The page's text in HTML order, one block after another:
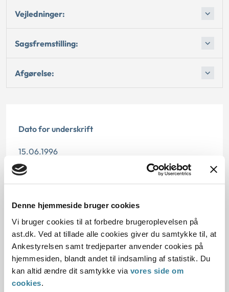
Denne hjemmeside bruger cookies
Vi bruger cookies til at forbedre brugeroplevelsen på
ast.dk. Ved at tillade alle cookies giver du samtykke til, at
Ankestyrelsen samt tredjeparter anvender cookies på
hjemmesiden, blandt andet til indsamling af statistik. Du
kan altid ændre dit samtykke via vores side om
cookies.
Vejledninger:
Sagsfremstilling:
Afgørelse:
Dato for underskrift
15.06.1996
Offentliggørelsesdato
Paragraf
§ 59 § 58 § 58
Journalnummer
20484-95